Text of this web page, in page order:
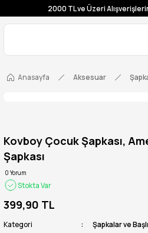
2000 TL ve Üzeri
Anasayfa Aksesuar
Kovboy Çocuk Şapkası,
Şapkası
0 Yorum
Stokta Var
399,90 TL
Kategori
Şapkalar ve